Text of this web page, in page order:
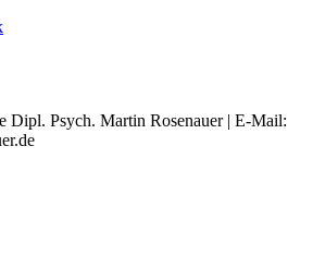
Dipl. Psych. Martin Rosenauer | E-Mail: